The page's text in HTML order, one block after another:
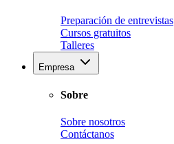
Preparación de entrevistas
Cursos gratuitos
Talleres
Empresa
Sobre
Sobre nosotros
Contáctanos